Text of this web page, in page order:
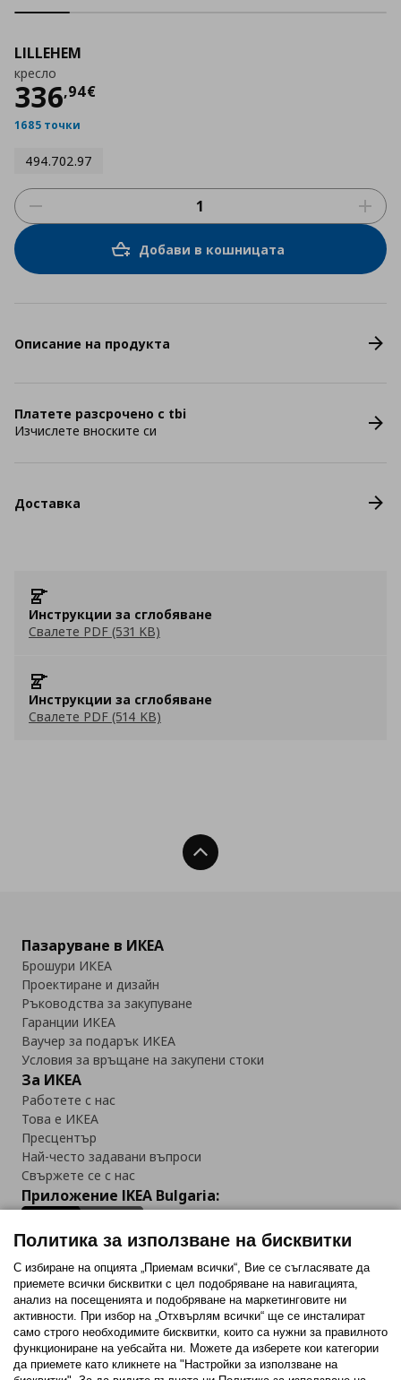
LILLEHEM
кресло
336,94€
Цена336,94 €
1685 точки
494.702.97
Добави в кошницата
Описание на продукта
Платете разсрочено с tbi
Изчислете вноските си
Доставка
Инструкции за сглобяване
Свалете PDF (531 KB)
Инструкции за сглобяване
Свалете PDF (514 KB)
Нагоре
Пазаруване в ИКЕА
Брошури ИКЕА
Проектиране и дизайн
Ръководства за закупуване
Гаранции ИКЕА
Ваучер за подарък ИКЕА
Условия за връщане на закупени стоки
За ИКЕА
Работете с нас
Това е ИКЕА
Пресцентър
Най-често задавани въпроси
Свържете се с нас
Приложение IKEA Bulgaria:
Последвайте ни:
FacebookTwitterYoutubePinterestInstagram
Политика за използване на бисквитки
С избиране на опцията „Приемам всички“, Вие се съгласявате да
приемете всички бисквитки с цел подобряване на навигацията,
анализ на посещенията и подобряване на маркетинговите ни
активности. При избор на „Отхвърлям всички“ ще се инсталират
само строго необходимитe бисквитки, които са нужни за правилното
функциониране на уебсайта ни. Можете да изберете кои категории
да приемете като кликнете на "Настройки за използване на